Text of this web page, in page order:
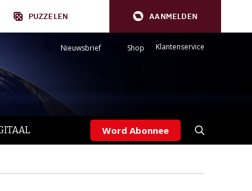
PUZZELEN AANMELDEN
Nieuwsbrief Shop Klantenservice
Word Abonnee